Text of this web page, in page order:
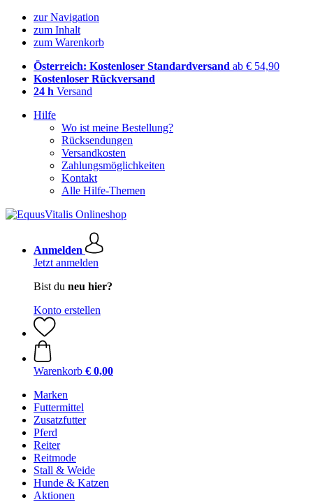
zur Navigation
zum Inhalt
zum Warenkorb
Österreich: Kostenloser Standardversand ab € 54,90
Kostenloser Rückversand
24 h Versand
Hilfe
Wo ist meine Bestellung?
Rücksendungen
Versandkosten
Zahlungsmöglichkeiten
Kontakt
Alle Hilfe-Themen
Anmelden
Jetzt anmelden
Bist du neu hier?
Konto erstellen
Warenkorb € 0,00
Marken
Futtermittel
Zusatzfutter
Pferd
Reiter
Reitmode
Stall & Weide
Hunde & Katzen
Aktionen